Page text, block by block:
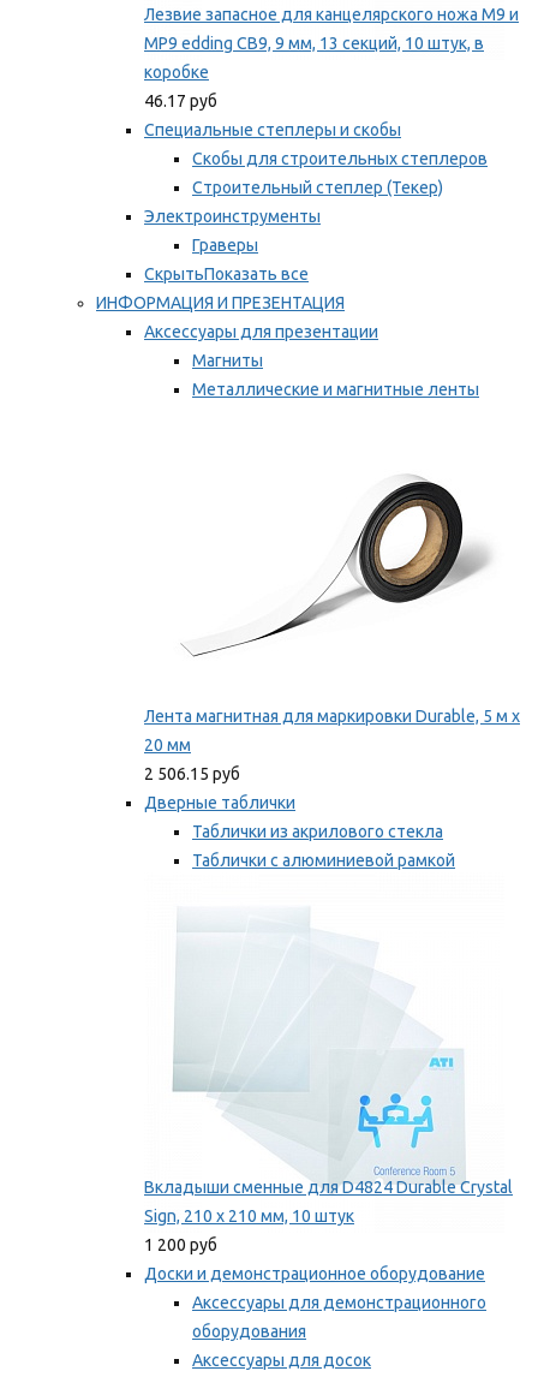
Лезвие запасное для канцелярского ножа M9 и
MP9 edding CB9, 9 мм, 13 секций, 10 штук, в
коробке
46.17 руб
Специальные степлеры и скобы
Скобы для строительных степлеров
Строительный степлер (Текер)
Электроинструменты
Граверы
СкрытьПоказать все
ИНФОРМАЦИЯ И ПРЕЗЕНТАЦИЯ
Аксессуары для презентации
Магниты
Металлические и магнитные ленты
Лента магнитная для маркировки Durable, 5 м х
20 мм
2 506.15 руб
Дверные таблички
Таблички из акрилового стекла
Таблички с алюминиевой рамкой
Вкладыши сменные для D4824 Durable Crystal
Sign, 210 x 210 мм, 10 штук
1 200 руб
Доски и демонстрационное оборудование
Аксессуары для демонстрационного
оборудования
Аксессуары для досок